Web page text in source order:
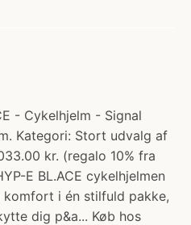
- Cykelhjelm - Signal
Kategori: Stort udvalg af
kr. (regalo 10% fra
E BL.ACE cykelhjelmen
i én stilfuld pakke,
dig p&a... Køb hos